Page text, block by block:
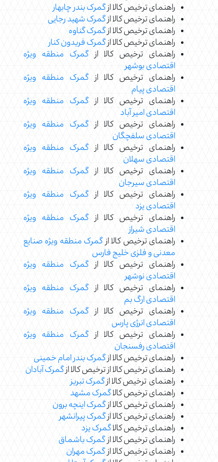
راهنمای ترخیص کالا ازگمرک بندر چابهار
راهنمای ترخیص کالا ازگمرک شهید رجایی
راهنمای ترخیص کالا ازگمرک گناوه
راهنمای ترخیص کالا ازگمرک فریدون کنار
راهنمای ترخیص کالا ازگمرک منطقه ویژه
اقتصادی بوشهر
راهنمای ترخیص کالا ازگمرک منطقه ویژه
اقتصادی پیام
راهنمای ترخیص کالا ازگمرک منطقه ویژه
اقتصادی امیر آباد
راهنمای ترخیص کالا ازگمرک منطقه ویژه
اقتصادی سلفچگان
راهنمای ترخیص کالا ازگمرک منطقه ویژه
اقتصادی سهلان
راهنمای ترخیص کالا ازگمرک منطقه ویژه
اقتصادی سیرجان
راهنمای ترخیص کالا ازگمرک منطقه ویژه
اقتصادی یزد
راهنمای ترخیص کالا ازگمرک منطقه ویژه
اقتصادی شیراز
راهنمای ترخیص کالا ازگمرک منطقه ویژه صنایع
معدنی و فلزی خلیج فارس
راهنمای ترخیص کالا ازگمرک منطقه ویژه
اقتصادی نوشهر
راهنمای ترخیص کالا ازگمرک منطقه ویژه
اقتصادی ارگ بم
راهنمای ترخیص کالا ازگمرک منطقه ویژه
اقتصادی انرژی پارس
راهنمای ترخیص کالا ازگمرک منطقه ویژه
اقتصادی رفسنجان
راهنمای ترخیص کالا ازگمرک بندر امام خمینی
راهنمای ترخیص کالا از ترخیص کالا ازگمرک آبادان
راهنمای ترخیص کالا ازگمرک تبریز
راهنمای ترخیص کالاگمرک مشهد
راهنمای ترخیص کالا ازگمرک اینچه برون
راهنمای ترخیص کالا ازگمرک پیرانشهر
راهنمای ترخیص کالاگمرک یزد
راهنمای ترخیص کالا ازگمرک باشماق
راهنمای ترخیص کالا ازگمرک مهران